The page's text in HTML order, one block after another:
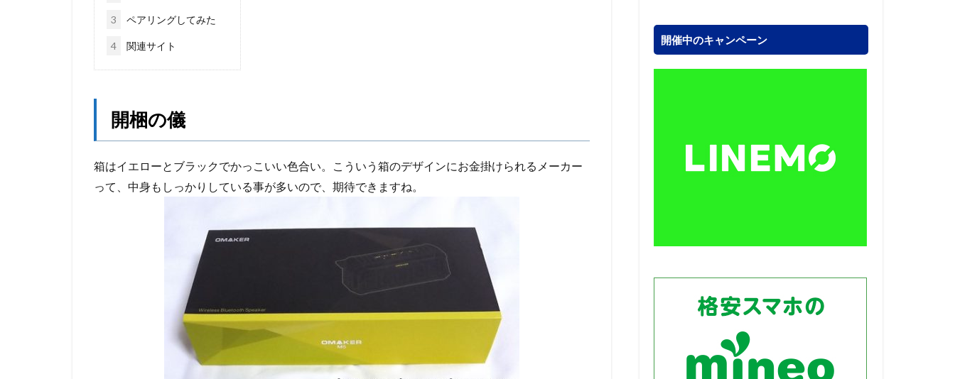
3 ペアリングしてみた
4 関連サイト
開梱の儀
箱はイエローとブラックでかっこいい色合い。こういう箱のデザインにお金掛けられるメーカー
って、中身もしっかりしている事が多いので、期待できますね。
開催中のキャンペーン